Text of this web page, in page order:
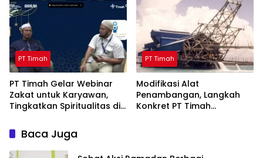
PT Timah
PT Timah
PT Timah Gelar Webinar
Zakat untuk Karyawan,
Tingkatkan Spiritualitas di
PT Timah
Modifikasi Alat
Penambangan, Langkah
Konkret PT Timah
Baca Juga